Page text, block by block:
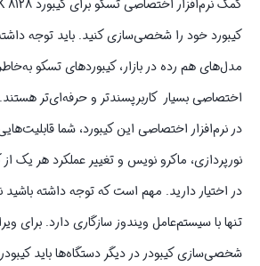
کیبورد خود را شخصی‌سازی کنید. باید توجه
مدل‌های هم رده در بازار، کیبوردهای تسکو به‌خاطر
اختصاصی بسیار کاربرپسندتر و حرفه‌ای‌تر هستند.
در نرم‌افزار اختصاصی این کیبورد، شما
نورپردازی، ماکرو نویس و تغییر عملکرد هر یک
در اختیار دارید. مهم است که توجه داشته باشید
تنها با سیستم‌عامل ویندوز سازگاری دارد. برای
شخصی‌سازی کیبودر در دیگر دستگاه‌ها باید